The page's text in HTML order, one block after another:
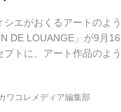
エがおくるアートのよ
DE LOUANGE」が9月
トに、アート作品のよ
舗奥にはスイーツとシ
。スイーツを中心とした
、ショコラ、焼き菓子、
ワコレメディア編集部